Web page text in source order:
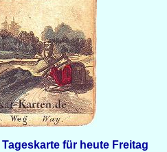
für heute Freitag